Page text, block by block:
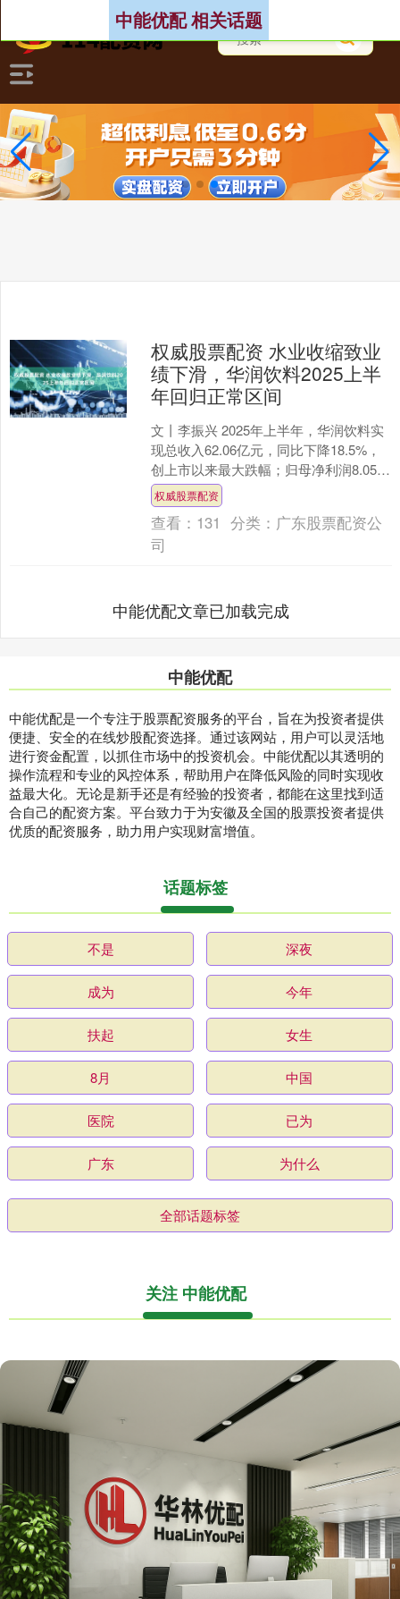
中能优配 相关话题
权威股票配资 水业收缩致业
绩下滑，华润饮料2025上半
年回归正常区间
文丨李振兴 2025年上半年，华润饮料实
现总收入62.06亿元，同比下降18.5%，
创上市以来最大跌幅；归母净利润8.05亿
元，同比下降28.7%，净利润率从去....
权威股票配资
查看： 131 分类： 广东股票配资公
司
中能优配文章已加载完成
中能优配
中能优配是一个专注于股票配资服务的平台，旨在为投资者提供
便捷、安全的在线炒股配资选择。通过该网站，用户可以灵活地
进行资金配置，以抓住市场中的投资机会。中能优配以其透明的
操作流程和专业的风控体系，帮助用户在降低风险的同时实现收
益最大化。无论是新手还是有经验的投资者，都能在这里找到适
合自己的配资方案。平台致力于为安徽及全国的股票投资者提供
优质的配资服务，助力用户实现财富增值。
话题标签
不是 深夜
成为 今年
扶起 女生
8月 中国
医院 已为
广东 为什么
全部话题标签
关注 中能优配